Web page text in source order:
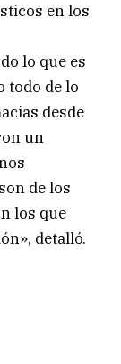
en los
lo que es
todo de lo
desde
un
de los
los que
detalló.